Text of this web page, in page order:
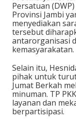
Persatuan
Provinsi Jambi
menyediakan
tersebut
antarorganisasi
kemasyarakatan.
Selain itu,
pihak untuk
Jumat Berkah
minuman. TP
layanan dan
berpartisipasi.